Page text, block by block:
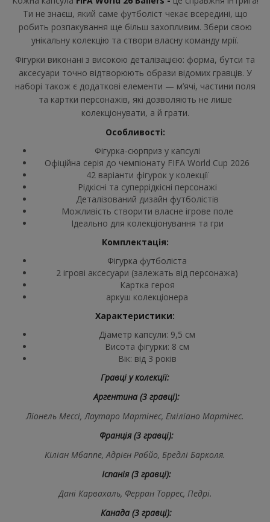
Ти не знаєш, який саме футболіст чекає всередині, що
робить розпакування ще більш захопливим. Збери свою
унікальну колекцію та створи власну команду мрії.
Фігурки виконані з високою деталізацією: форма, бутси та
аксесуари точно відтворюють образи відомих гравців. У
наборі також є додаткові елементи — м’ячі, частини поля
та картки персонажів, які дозволяють не лише
колекціонувати, а й грати.
Особливості:
Фігурка-сюрприз у капсулі
Офіційна серія до чемпіонату FIFA World Cup 2026
42 варіанти фігурок у колекції
Рідкісні та суперрідкісні персонажі
Деталізований дизайн футболістів
Можливість створити власне ігрове поле
Ідеально для колекціонування та гри
Комплектація:
Фігурка футболіста
2 ігрові аксесуари (залежать від персонажа)
Картка героя
аркуш колекціонера
Характеристики:
Діаметр капсули: 9,5 см
Висота фігурки: 8 см
Вік: від 3 років
Гравці у колекції:
Аргентина (3 гравці):
Ліонель Мессі, Лаутаро Мартінес, Еміліано Мартінес.
Франція (3 гравці):
Кіліан Мбаппе, Адрієн Рабйо, Бредлі Барколя.
Іспанія (3 гравці):
Дані Карвахаль, Ферран Торрес, Педрі.
Канада (3 гравці):